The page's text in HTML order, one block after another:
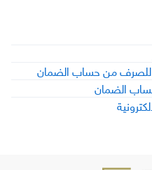
للصرف من حساب الضمان
الضمان